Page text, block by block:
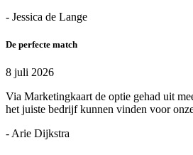
- Jessica de Lange
De perfecte match
8 juli 2026
Via Marketingkaart de optie gehad uit
het juiste bedrijf kunnen vinden voor
- Arie Dijkstra